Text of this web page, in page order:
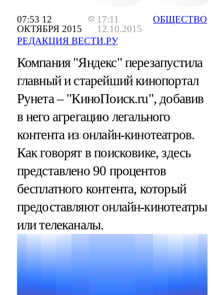
07:53 12
ОКТЯБРЯ 2015
17:11
12.10.2015
РЕДАКЦИЯ ВЕСТИ.РУ
ОБЩЕСТВО
Компания "Яндекс" перезапустила
главный и старейший кинопортал
Рунета – "КиноПоиск.ru", добавив
в него агрегацию легального
контента из онлайн-кинотеатров.
Как говорят в поисковике, здесь
представлено 90 процентов
бесплатного контента, который
предоставляют онлайн-кинотеатры
или телеканалы.